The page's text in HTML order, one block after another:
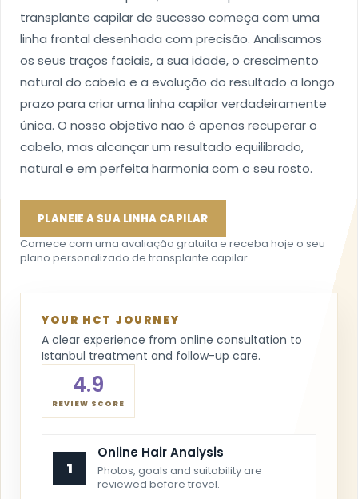
transplante capilar de sucesso começa com uma
linha frontal desenhada com precisão. Analisamos
os seus traços faciais, a sua idade, o crescimento
natural do cabelo e a evolução do resultado a longo
prazo para criar uma linha capilar verdadeiramente
única. O nosso objetivo não é apenas recuperar o
cabelo, mas alcançar um resultado equilibrado,
natural e em perfeita harmonia com o seu rosto.
PLANEIE A SUA LINHA CAPILAR
Comece com uma avaliação gratuita e receba hoje o seu
plano personalizado de transplante capilar.
YOUR HCT JOURNEY
A clear experience from online consultation to
Istanbul treatment and follow-up care.
4.9
REVIEW SCORE
1
Online Hair Analysis
Photos, goals and suitability are
reviewed before travel.